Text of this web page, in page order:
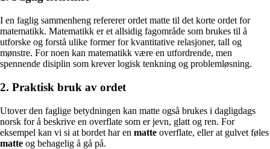
I en faglig sammenheng refererer ordet matte til det korte ordet for
matematikk. Matematikk er et allsidig fagområde som brukes til å
utforske og forstå ulike former for kvantitative relasjoner, tall og
mønstre. For noen kan matematikk være en utfordrende, men
spennende disiplin som krever logisk tenkning og problemløsning.
2. Praktisk bruk av ordet
Utover den faglige betydningen kan matte også brukes i dagligdags
norsk for å beskrive en overflate som er jevn, glatt og ren. For
eksempel kan vi si at bordet har en matte overflate, eller at gulvet føles
matte og behagelig å gå på.